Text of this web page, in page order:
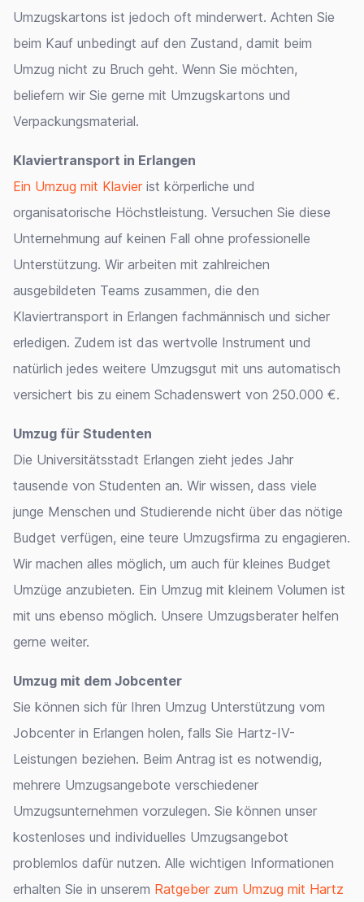
Umzugskartons ist jedoch oft minderwert. Achten Sie
beim Kauf unbedingt auf den Zustand, damit beim
Umzug nicht zu Bruch geht. Wenn Sie möchten,
beliefern wir Sie gerne mit Umzugskartons und
Verpackungsmaterial.
Klaviertransport in Erlangen
Ein Umzug mit Klavierist körperliche und
organisatorische Höchstleistung. Versuchen Sie diese
Unternehmung auf keinen Fall ohne professionelle
Unterstützung. Wir arbeiten mit zahlreichen
ausgebildeten Teams zusammen, die den
Klaviertransport in Erlangen fachmännisch und sicher
erledigen. Zudem ist das wertvolle Instrument und
natürlich jedes weitere Umzugsgut mit uns automatisch
versichert bis zu einem Schadenswert von 250.000 €.
Umzug für Studenten
Die Universitätsstadt Erlangen zieht jedes Jahr
tausende von Studenten an. Wir wissen, dass viele
junge Menschen und Studierende nicht über das nötige
Budget verfügen, eine teure Umzugsfirma zu engagieren.
Wir machen alles möglich, um auch für kleines Budget
Umzüge anzubieten. Ein Umzug mit kleinem Volumen ist
mit uns ebenso möglich. Unsere Umzugsberater helfen
gerne weiter.
Umzug mit dem Jobcenter
Sie können sich für Ihren Umzug Unterstützung vom
Jobcenter in Erlangen holen, falls Sie Hartz-IV-
Leistungen beziehen. Beim Antrag ist es notwendig,
mehrere Umzugsangebote verschiedener
Umzugsunternehmen vorzulegen. Sie können unser
kostenloses und individuelles Umzugsangebot
problemlos dafür nutzen. Alle wichtigen Informationen
erhalten Sie in unserem Ratgeber zum Umzug mit Hartz